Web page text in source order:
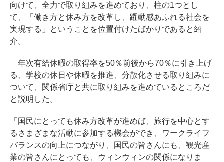
向けて、全力で取り組みを進めており、柱の1つとし
て、「働き方と休み方を改革し、躍動感あふれる社会を
実現する」ということを位置付けたばかりであると紹
介。
年次有給休暇の取得率を50％前後から70％に引き上げ
る、学校の休日や休暇を推進、分散化させる取り組みに
ついて、関係省庁と共に取り組みを進めているところだ
と説明した。
「国民にとっても休み方改革が進めば、旅行を中心とす
るさまざまな活動に参加する機会ができ、ワークライフ
バランスの向上につながり、国民の皆さんにも、観光産
業の皆さんにとっても、ウィンウィンの関係になりま